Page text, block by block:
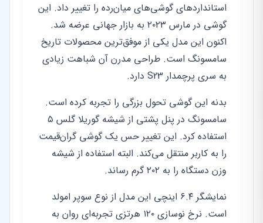
استانداردهای گوشی‌های میان‌رده را تغییر داد. این
گوشی در مارس ۲۰۲۳ به بازار جهانی عرضه شد.
اکنون این مدل یکی از موفق‌ترین محصولات تاریخ
سامسونگ است. طراحی مدرن آن شباهت زیادی
به سری پرچمدار S23 دارد.
بدنه این گوشی تحول بزرگی را تجربه کرده است.
سامسونگ در پنل پشتی از شیشه گوریلا گلس ۵
استفاده کرد. این تغییر حس یک گوشی گران‌قیمت
را به کاربر منتقل می‌کند. البته استفاده از شیشه
وزن دستگاه را به ۲۰۲ گرم رساند.
نمایشگر ۶.۴ اینچی این مدل از نوع سوپر امولد
است. نرخ نوسازی ۱۲۰ هرتزی تجربه‌ای روان به